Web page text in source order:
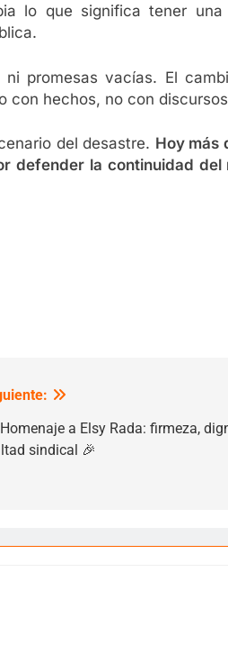
lo que significa tener una
promesas vacías. El
con hechos, no con
del desastre. Hoy más
defender la continuidad del
a Elsy Rada: firmeza,
sindical 🎉